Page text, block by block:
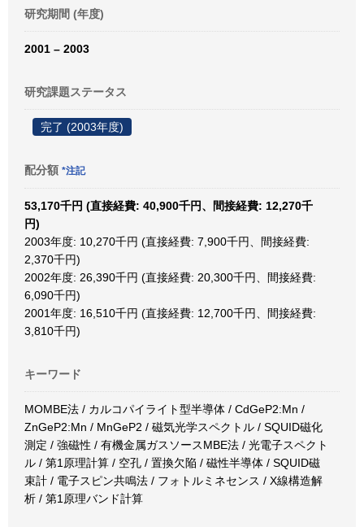
研究期間 (年度)
2001 – 2003
研究課題ステータス
完了 (2003年度)
配分額 *注記
53,170千円 (直接経費: 40,900千円、間接経費: 12,270千
円)
2003年度: 10,270千円 (直接経費: 7,900千円、間接経費:
2,370千円)
2002年度: 26,390千円 (直接経費: 20,300千円、間接経費:
6,090千円)
2001年度: 16,510千円 (直接経費: 12,700千円、間接経費:
3,810千円)
キーワード
MOMBE法 / カルコパイライト型半導体 / CdGeP2:Mn /
ZnGeP2:Mn / MnGeP2 / 磁気光学スペクトル / SQUID磁化
測定 / 強磁性 / 有機金属ガスソースMBE法 / 光電子スペクト
ル / 第1原理計算 / 空孔 / 置換欠陥 / 磁性半導体 / SQUID磁
束計 / 電子スピン共鳴法 / フォトルミネセンス / X線構造解
析 / 第1原理バンド計算